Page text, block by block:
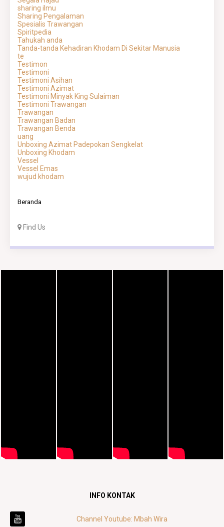
sharing ilmu
Sharing Pengalaman
Spesialis Trawangan
Spiritpedia
Tahukah anda
Tanda-tanda Kehadiran Khodam Di Sekitar Manusia
te
Testimon
Testimoni
Testimoni Asihan
Testimoni Azimat
Testimoni Minyak King Sulaiman
Testimoni Trawangan
Trawangan
Trawangan Badan
Trawangan Benda
uang
Unboxing Azimat Padepokan Sengkelat
Unboxing Khodam
Vessel
Vessel Emas
wujud khodam
Beranda
Find Us
INFO KONTAK
Channel Youtube: Mbah Wira